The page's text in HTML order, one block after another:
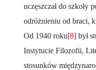
uczęszczał do szkoły
odróżnieniu od braci,
Od 1940 roku[8] był
Instytucie Filozofii,
stosunków